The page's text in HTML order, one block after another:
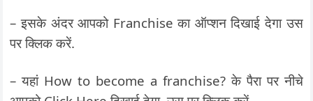
– इसके अंदर आपको Franchise का ऑप्शन दिखाई देगा उस
पर क्लिक करें.
– यहां How to become a franchise? के पैरा पर नीचे